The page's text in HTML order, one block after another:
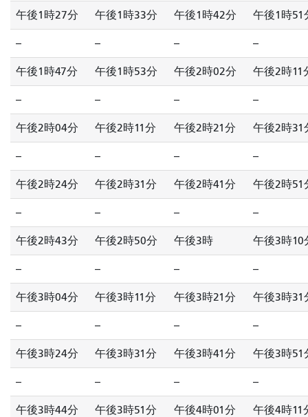
午後1時27分 午後1時33分 午後1時42分 午後1時51
-- -- -- --
午後1時47分 午後1時53分 午後2時02分 午後2時11
-- -- -- --
午後2時04分 午後2時11分 午後2時21分 午後2時31
-- -- -- --
午後2時24分 午後2時31分 午後2時41分 午後2時51
-- -- -- --
午後2時43分 午後2時50分 午後3時 午後3時10
-- -- -- --
午後3時04分 午後3時11分 午後3時21分 午後3時31
-- -- -- --
午後3時24分 午後3時31分 午後3時41分 午後3時51
-- -- -- --
午後3時44分 午後3時51分 午後4時01分 午後4時11